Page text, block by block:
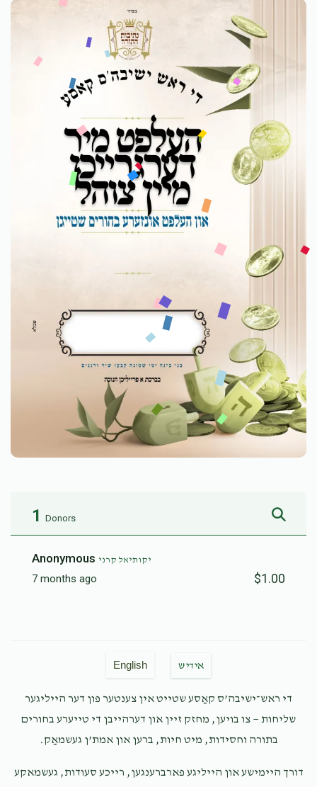
1 Donors
Anonymous יקותיאל קרני
7 months ago $1.00
English אידיש
די ראש־ישיבה’ס קאַסע שטייט אין צענטער פון דער הייליגער
שליחות — צו בויען, מחזק זיין און דערהייבן די טייערע בחורים
בתורה וחסידות, מיט חיות, ברען און אמת’ן געשמאַק.
דורך היימישע און הייליגע פארברענגען, רייכע סעודות, געשמאקע